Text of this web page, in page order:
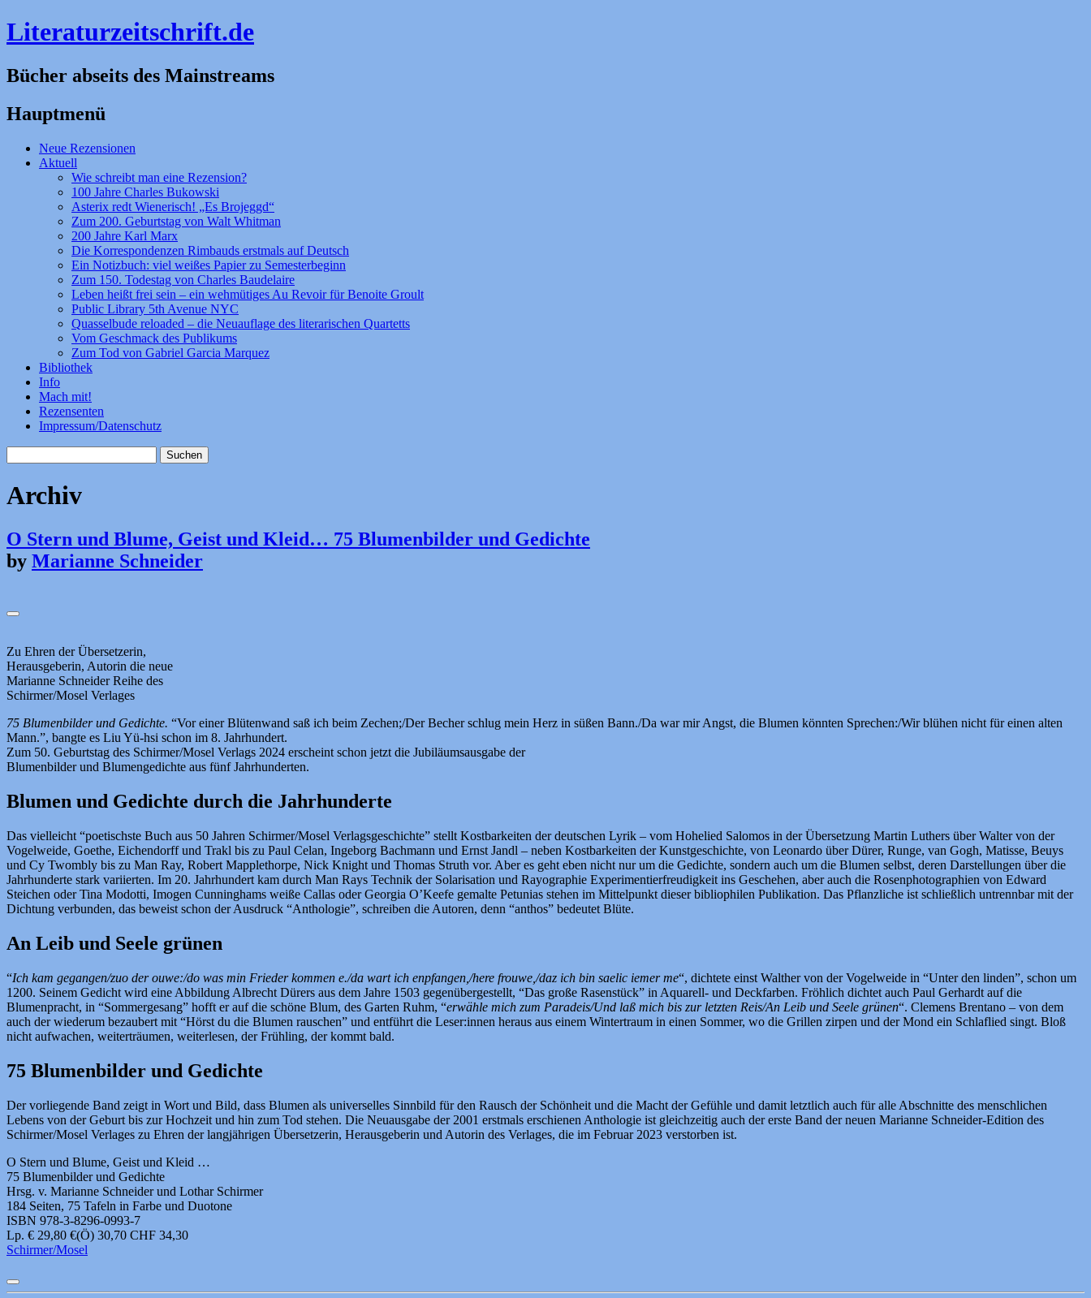
Literaturzeitschrift.de
Bücher abseits des Mainstreams
Hauptmenü
Zum
Inhalt
Neue Rezensionen
Aktuell
Wie schreibt man eine Rezension?
100 Jahre Charles Bukowski
Asterix redt Wienerisch! „Es Brojeggd“
Zum 200. Geburtstag von Walt Whitman
200 Jahre Karl Marx
Die Korrespondenzen Rimbauds erstmals auf Deutsch
Ein Notizbuch: viel weißes Papier zu Semesterbeginn
Zum 150. Todestag von Charles Baudelaire
Leben heißt frei sein – ein wehmütiges Au Revoir für Benoite Groult
Public Library 5th Avenue NYC
Quasselbude reloaded – die Neuauflage des literarischen Quartetts
Vom Geschmack des Publikums
Zum Tod von Gabriel Garcia Marquez
Bibliothek
Info
Mach mit!
Rezensenten
Impressum/Datenschutz
nach:
Archiv
O Stern und Blume, Geist und Kleid… 75 Blumenbilder und Gedichte
by Marianne Schneider
Zu Ehren der Übersetzerin,
Herausgeberin, Autorin die neue
Marianne Schneider Reihe des
Schirmer/Mosel Verlages
75 Blumenbilder und Gedichte. “Vor einer Blütenwand saß ich beim Zechen;/Der Becher schlug mein Herz in süßen Bann./Da war mir Angst, die Blumen könnten Sprechen:/Wir blühen nicht für einen alten
Mann.”, bangte es Liu Yü-hsi schon im 8. Jahrhundert.
Zum 50. Geburtstag des Schirmer/Mosel Verlags 2024 erscheint schon jetzt die Jubiläumsausgabe der
Blumenbilder und Blumengedichte aus fünf Jahrhunderten.
Blumen und Gedichte durch die Jahrhunderte
Das vielleicht “poetischste Buch aus 50 Jahren Schirmer/Mosel Verlagsgeschichte” stellt Kostbarkeiten der deutschen Lyrik – vom Hohelied Salomos in der Übersetzung Martin Luthers über Walter von der
Vogelweide, Goethe, Eichendorff und Trakl bis zu Paul Celan, Ingeborg Bachmann und Ernst Jandl – neben Kostbarkeiten der Kunstgeschichte, von Leonardo über Dürer, Runge, van Gogh, Matisse, Beuys
und Cy Twombly bis zu Man Ray, Robert Mapplethorpe, Nick Knight und Thomas Struth vor. Aber es geht eben nicht nur um die Gedichte, sondern auch um die Blumen selbst, deren Darstellungen über die
Jahrhunderte stark variierten. Im 20. Jahrhundert kam durch Man Rays Technik der Solarisation und Rayographie Experimentierfreudigkeit ins Geschehen, aber auch die Rosenphotographien von Edward
Steichen oder Tina Modotti, Imogen Cunninghams weiße Callas oder Georgia O’Keefe gemalte Petunias stehen im Mittelpunkt dieser bibliophilen Publikation. Das Pflanzliche ist schließlich untrennbar mit der
Dichtung verbunden, das beweist schon der Ausdruck “Anthologie”, schreiben die Autoren, denn “anthos” bedeutet Blüte.
An Leib und Seele grünen
“Ich kam gegangen/zuo der ouwe:/do was min Frieder kommen e./da wart ich enpfangen,/here frouwe,/daz ich bin saelic iemer me“, dichtete einst Walther von der Vogelweide in “Unter den linden”, schon um
1200. Seinem Gedicht wird eine Abbildung Albrecht Dürers aus dem Jahre 1503 gegenübergestellt, “Das große Rasenstück” in Aquarell- und Deckfarben. Fröhlich dichtet auch Paul Gerhardt auf die
Blumenpracht, in “Sommergesang” hofft er auf die schöne Blum, des Garten Ruhm, “erwähle mich zum Paradeis/Und laß mich bis zur letzten Reis/An Leib und Seele grünen“. Clemens Brentano – von dem
auch der wiederum bezaubert mit “Hörst du die Blumen rauschen” und entführt die Leser:innen heraus aus einem Wintertraum in einen Sommer, wo die Grillen zirpen und der Mond ein Schlaflied singt. Bloß
nicht aufwachen, weiterträumen, weiterlesen, der Frühling, der kommt bald.
75 Blumenbilder und Gedichte
Der vorliegende Band zeigt in Wort und Bild, dass Blumen als universelles Sinnbild für den Rausch der Schönheit und die Macht der Gefühle und damit letztlich auch für alle Abschnitte des menschlichen
Lebens von der Geburt bis zur Hochzeit und hin zum Tod stehen. Die Neuausgabe der 2001 erstmals erschienen Anthologie ist gleichzeitig auch der erste Band der neuen Marianne Schneider-Edition des
Schirmer/Mosel Verlages zu Ehren der langjährigen Übersetzerin, Herausgeberin und Autorin des Verlages, die im Februar 2023 verstorben ist.
O Stern und Blume, Geist und Kleid …
75 Blumenbilder und Gedichte
Hrsg. v. Marianne Schneider und Lothar Schirmer
184 Seiten, 75 Tafeln in Farbe und Duotone
ISBN 978-3-8296-0993-7
Lp. € 29,80 €(Ö) 30,70 CHF 34,30
Schirmer/Mosel